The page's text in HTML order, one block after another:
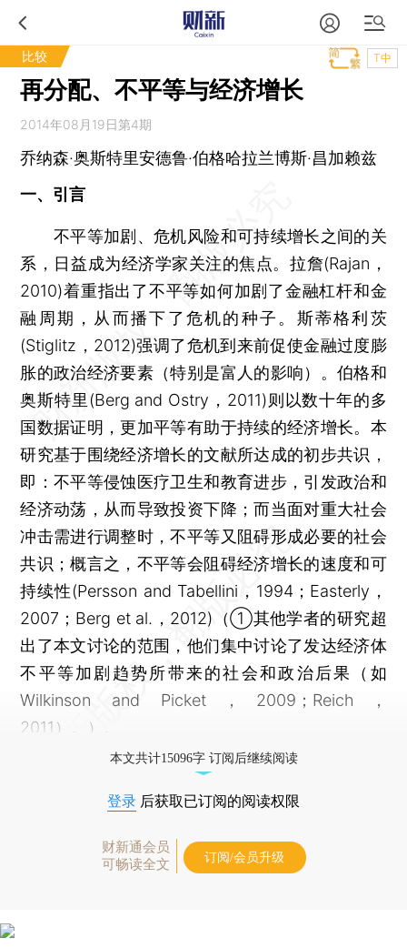
比较 T中
再分配、不平等与经济增长
2014年08月19日第4期
乔纳森·奥斯特里安德鲁·伯格哈拉兰博斯·昌加赖兹
一、引言
不平等加剧、危机风险和可持续增长之间的关
系，日益成为经济学家关注的焦点。拉詹(Rajan，
2010)着重指出了不平等如何加剧了金融杠杆和金
融周期，从而播下了危机的种子。斯蒂格利茨
(Stiglitz，2012)强调了危机到来前促使金融过度膨
胀的政治经济要素（特别是富人的影响）。伯格和
奥斯特里(Berg and Ostry，2011)则以数十年的多
国数据证明，更加平等有助于持续的经济增长。本
研究基于围绕经济增长的文献所达成的初步共识，
即：不平等侵蚀医疗卫生和教育进步，引发政治和
经济动荡，从而导致投资下降；而当面对重大社会
冲击需进行调整时，不平等又阻碍形成必要的社会
共识；概言之，不平等会阻碍经济增长的速度和可
持续性(Persson and Tabellini，1994；Easterly，
2007；Berg et al.，2012)（①其他学者的研究超
出了本文讨论的范围，他们集中讨论了发达经济体
不平等加剧趋势所带来的社会和政治后果（如
Wilkinson and Picket，2009；Reich，
2011）。）。
本文共计15096字 订阅后继续阅读
登录 后获取已订阅的阅读权限
财新通会员
可畅读全文
订阅/会员升级